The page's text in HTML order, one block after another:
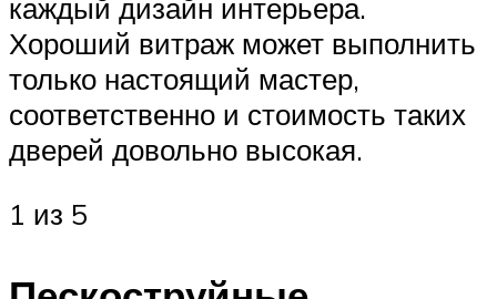
каждый дизайн интерьера.
Хороший витраж может выполнить
только настоящий мастер,
соответственно и стоимость таких
дверей довольно высокая.
1 из 5